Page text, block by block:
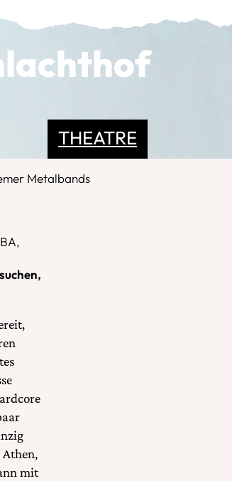
THEATRE
Metalbands
mit